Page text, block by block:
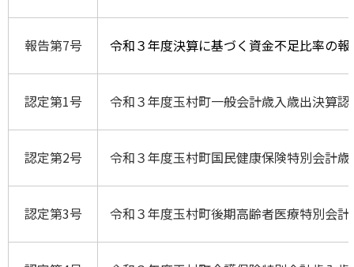
報告第7号 令和３年度決算に基づく資金不足比率の
認定第1号 令和３年度玉村町一般会計歳入歳出決算
認定第2号 令和３年度玉村町国民健康保険特別会計
認定第3号 令和３年度玉村町後期高齢者医療特別会